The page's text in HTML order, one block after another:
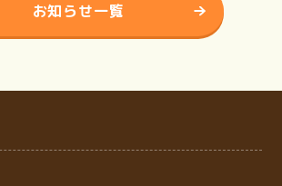
お知らせ一覧